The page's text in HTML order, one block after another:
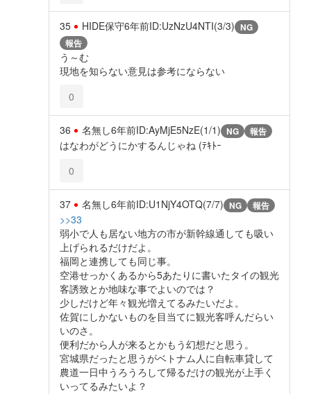
35 HIDE保守6年前ID:UzNzU4NTI(3/3) NG
報告
う～む
現地を知らない意見は参考にならない
0
36 名無し6年前ID:AyMjE5NzE(1/1) NG 報告
はなわがどうにかするんじゃね (ﾃｷﾄｰ
0
37 名無し6年前ID:U1NjY4OTQ(7/7) NG 報告
>>33
弱小で人も居ない地方の市が新幹線通しても吸い
上げられるだけだよ。
福岡と連携しても同じ事。
空港せっかくあるから5あたりに書いたタイの観光
客誘致とか地味な事でよいのでは？
少しだけど年々観光増えてるみたいだよ。
佐賀にしかないものを目当てに観光客呼んだらい
いのさ。
便利だから人が来るとかもう幻想だと思う。
宮城県だったと思うがベトナム人に自転車貸して
農道一日中うろうろして帰るだけの観光が上手く
いってるみたいよ？